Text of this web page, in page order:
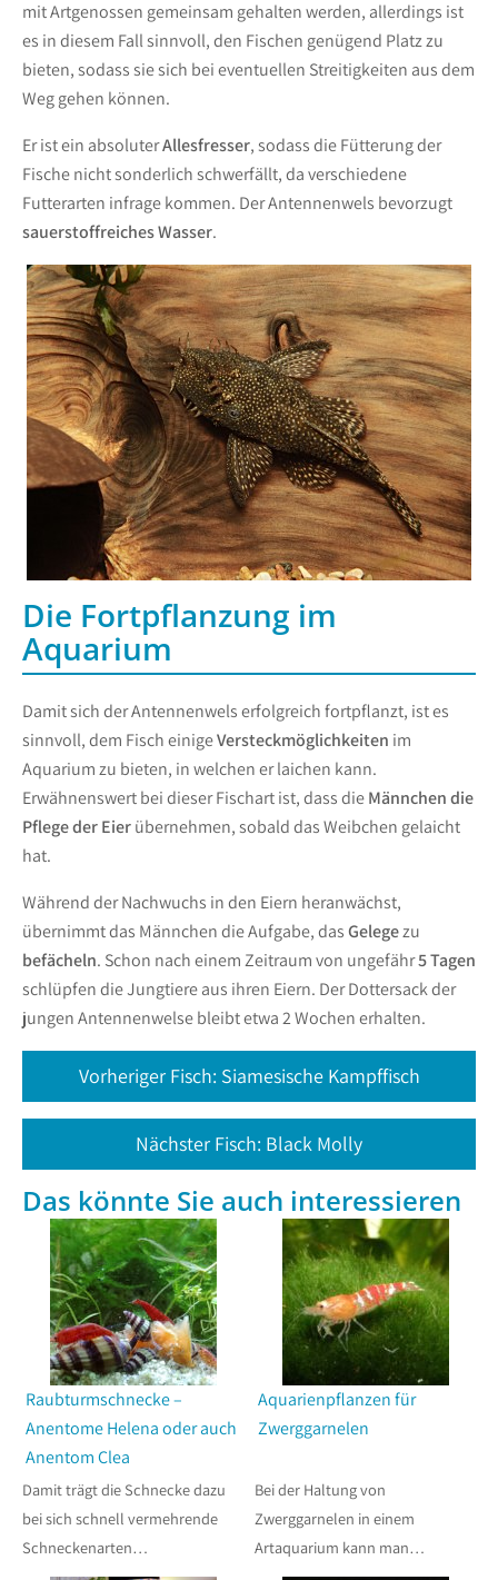
mit Artgenossen gemeinsam gehalten werden, allerdings ist
es in diesem Fall sinnvoll, den Fischen genügend Platz zu
bieten, sodass sie sich bei eventuellen Streitigkeiten aus dem
Weg gehen können.
Er ist ein absoluterAllesfresser, sodass die Fütterung der
Fische nicht sonderlich schwerfällt, da verschiedene
Futterarten infrage kommen. Der Antennenwels bevorzugt
sauerstoffreiches Wasser.
Die Fortpflanzung im
Aquarium
Damit sich der Antennenwels erfolgreich fortpflanzt, ist es
sinnvoll, dem Fisch einigeVersteckmöglichkeiten im
Aquarium zu bieten, in welchen er laichen kann.
Erwähnenswert bei dieser Fischart ist, dass dieMännchen die
Pflege der Eierübernehmen, sobald das Weibchen gelaicht
hat.
Während der Nachwuchs in den Eiern heranwächst,
übernimmt das Männchen die Aufgabe, dasGelegezu
befächeln. Schon nach einem Zeitraum von ungefähr5 Tagen
schlüpfen die Jungtiere aus ihren Eiern. Der Dottersack der
jungen Antennenwelse bleibt etwa 2 Wochen erhalten.
Vorheriger Fisch: Siamesische Kampffisch
Nächster Fisch: Black Molly
Das könnte Sie auch interessieren
Raubturmschnecke –
Anentome Helena oder auch
Anentom Clea
Damit trägt die Schnecke dazu
bei sich schnell vermehrende
Schneckenarten…
Aquarienpflanzen für
Zwerggarnelen
Bei der Haltung von
Zwerggarnelen in einem
Artaquarium kann man…